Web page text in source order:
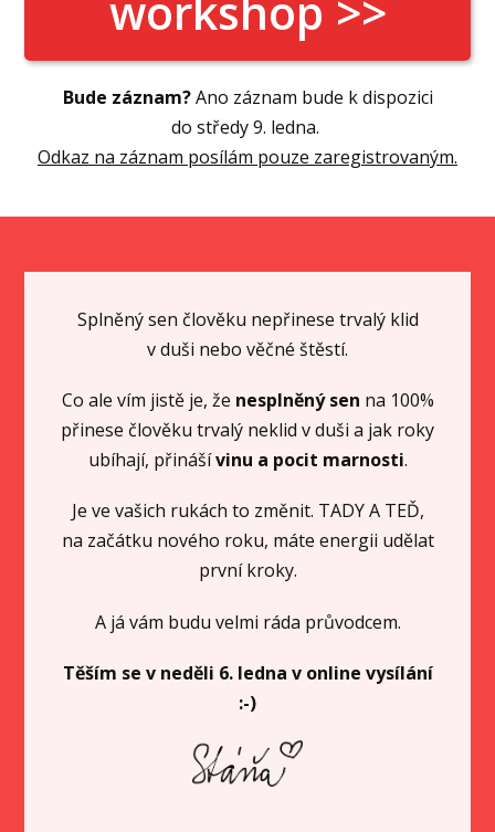
workshop >>
Bude záznam?Ano záznam bude k dispozici
do středy 9. ledna.
Odkaz na záznam posílám pouze zaregistrovaným.
Splněný sen člověku nepřinese trvalý klid
v duši nebo věčné štěstí.
Co ale vím jistě je, že nesplněný sen na 100%
přinese člověku trvalý neklid v duši a jak roky
ubíhají, přinášívinu a pocit marnosti.
Je ve vašich rukách to změnit. TADY A TEĎ,
na začátku nového roku, máte energii udělat
první kroky.
A já vám budu velmi ráda průvodcem.
Těším se v neděli 6. ledna v online vysílání
:-)